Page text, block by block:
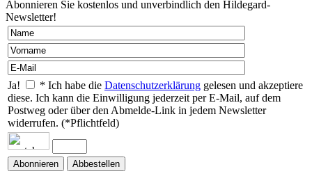
Abonnieren Sie kostenlos und unverbindlich den Hildegard-
Newsletter!
Ja! * Ich habe die Datenschutzerklärung gelesen und akzeptiere
diese. Ich kann die Einwilligung jederzeit per E-Mail, auf dem
Postweg oder über den Abmelde-Link in jedem Newsletter
widerrufen. (*Pflichtfeld)